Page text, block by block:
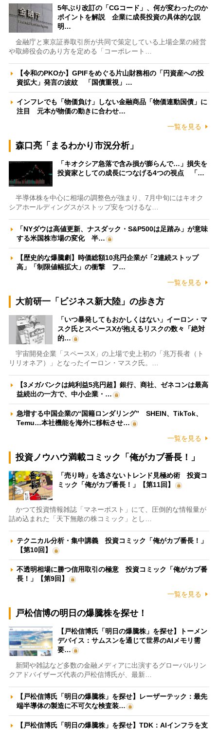
5年ぶり改訂の「CGコード」、何が変わったのか
ポイントを解説 企業に成長投資の具体的な説
明…
金融庁と東京証券取引所が共同で策定している上場企業の経営
や取締役会のあり方を定める「コーポレート…
【令和のPKOか】GPIFをめぐる片山財務相の「円資産への投
資拡大」発言の波紋 「国債重視」…
インフレでも「物価負け」しない金融商品「物価連動国債」に
注目 元本が物価の動きに合わせ…
一覧を見る
森口亮「まるわかり市況分析」
「キオクシア急落で含み損が膨らんで…」損失を
投資家としての成長につなげる4つの視点 「…
半導体株を中心に相場の調整色が強まり、7月中旬にはキオク
シアホールディングスがストップ安をつけるな…
「NYダウは高値更新、ナスダック・S&P500は足踏み」が意味
する米国株市場の変化 半…
【歴史的な爆騰劇】時価総額10兆円企業が「2連続ストップ
高」「制限値幅拡大」の衝撃 フ…
一覧を見る
大前研一「ビジネス新大陸」の歩き方
「いつ暴発してもおかしくはない」イーロン・マ
スク氏とスペースXが抱えるリスクの数々「絶対
的…
宇宙開発企業「スペースX」の上場で史上初の「兆万長者（ト
リリオネア）」となったイーロン・マスク氏。…
【3メガバンクは純利益5兆円超】銀行、商社、ゼネコンは最高
益続出の一方で、中小企業・…
急増する中国企業の“国籍ロンダリング” SHEIN、TikTok、
Temu…本社機能を海外に移転させ…
一覧を見る
投資ノウハウ満載コミック「俺がカブ番長！」
「売り時」を逃さないトレンド見極め術 投資コ
ミック「俺がカブ番長！」【第11回】
かつて投資情報雑誌「マネーポスト」にて、圧倒的な情報量が
詰め込まれた「天下無敵の株コミック」とし…
テクニカル分析・集中講義 投資コミック「俺がカブ番長！」
【第10回】
不透明相場に勝つ信用取引の極意 投資コミック「俺がカブ番
長！」【第9回】
一覧を見る
戸松信博の明日の爆騰株を探せ！
【戸松信博氏「明日の爆騰株」を探せ】トーメン
デバイス：サムスンを通じて世界のAIメモリ需
要…
新聞や雑誌など多数の金融メディアに出演するグローバルリン
クアドバイザーズ代表の戸松信博氏が、最新…
【戸松信博氏「明日の爆騰株」を探せ】レーザーテック：最先
端半導体の製造に不可欠な検査装…
【戸松信博氏「明日の爆騰株」を探せ】TDK：AIインフラを支